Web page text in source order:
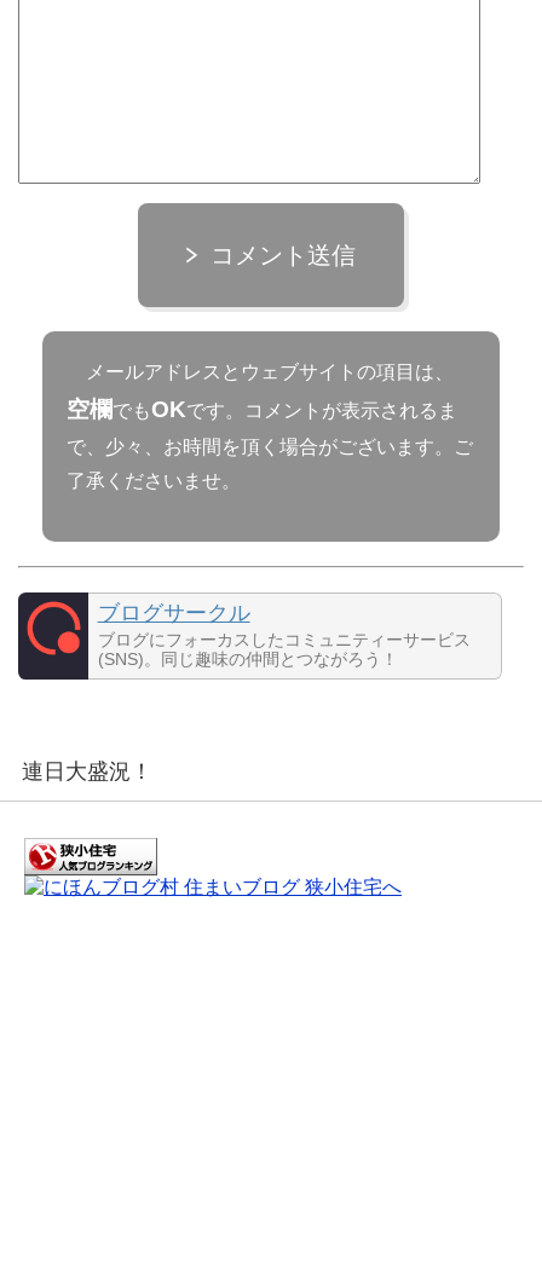
コメント送信
メールアドレスとウェブサイトの項目は、
空欄でもOKです。コメントが表示されるま
で、少々、お時間を頂く場合がございます。ご
了承くださいませ。
ブログサークル
ブログにフォーカスしたコミュニティーサービス
(SNS)。同じ趣味の仲間とつながろう！
連日大盛況！